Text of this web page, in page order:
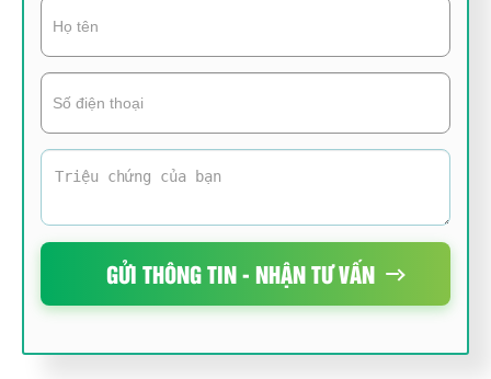
GỬI THÔNG TIN - NHẬN TƯ VẤN